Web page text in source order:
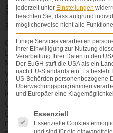
Organ
Das Kniegelenk ist das
Menschen ist ein Säugetier.
verschiedenen Säugetiere
was die Rotation anbelangt.
leistungsfähiges Gelenk. Der
Femur), das Schienbein (
) bilden dabei die
miteinander in Verbindung
jederzeit unter Einstellungen
beachten Sie, dass aufgrund
möglicherweise nicht alle
Einige Services verarbeiten
Ihrer Einwilligung zur Nutzung
Verarbeitung Ihrer Daten in den
Der EuGH stuft die USA als ein
nach EU-Standards ein. Es
US-Behörden personenbezogene
Überwachungsprogrammen
und Europäer eine
Es folgt eine Liste der
Essenziell
Essenzielle Cookies